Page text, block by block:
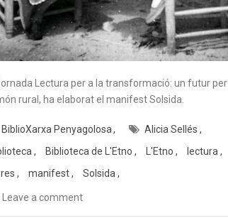
jornada Lectura per a la transformació: un futur per
rural, ha elaborat el manifest Solsida.
BiblioXarxa Penyagolosa
Alicia Sellés
Biblioteca de L'Etno L'Etno
lectura
manifest Solsida
Leave a comment